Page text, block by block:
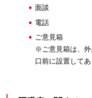
面談
電話
ご意見箱
※ご意見箱は、外
口前に設置してあ